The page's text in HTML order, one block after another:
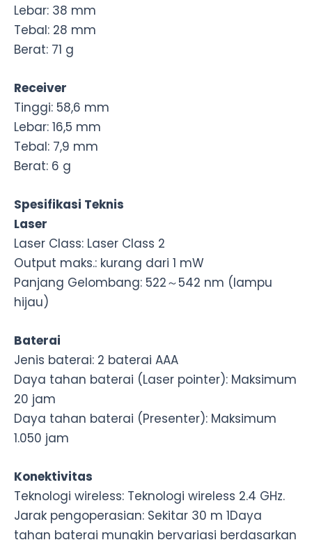
Lebar: 38 mm
Tebal: 28 mm
Berat: 71 g
Receiver
Tinggi: 58,6 mm
Lebar: 16,5 mm
Tebal: 7,9 mm
Berat: 6 g
Spesifikasi Teknis
Laser
Laser Class: Laser Class 2
Output maks.: kurang dari 1 mW
Panjang Gelombang: 522～542 nm (lampu
hijau)
Baterai
Jenis baterai: 2 baterai AAA
Daya tahan baterai (Laser pointer): Maksimum
20 jam
Daya tahan baterai (Presenter): Maksimum
1.050 jam
Konektivitas
Teknologi wireless: Teknologi wireless 2.4 GHz.
Jarak pengoperasian: Sekitar 30 m 1Daya
tahan baterai mungkin bervariasi berdasarkan